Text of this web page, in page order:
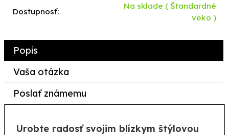
Dostupnosť:
Na sklade ( Štandardné
veko )
Popis
Vaša otázka
Poslať známemu
Urobte radosť svojim blízkym štýlovou